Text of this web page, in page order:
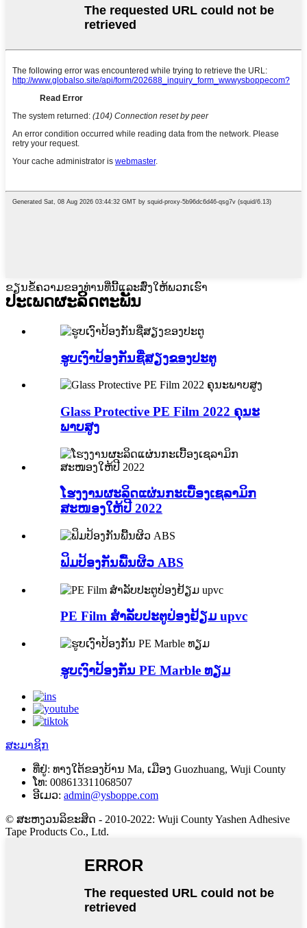
ຂຽນຂໍ້ຄວາມຂອງທ່ານທີ່ນີ້ແລະສົ່ງໃຫ້ພວກເຮົາ
ປະເພດຜະລິດຕະພັນ
ຮູບເງົາປ້ອງກັນຊື່ສຽງຂອງປະຕູ
Glass Protective PE Film 2022 ຄຸນະ
ພາບສູງ
ໂຮງງານຜະລິດແຜ່ນກະເບື້ອງເຊລາມິກ
ສະໜອງໃຫ້ປີ 2022
ຟິມປ້ອງກັນພື້ນຜິວ ABS
PE Film ສໍາລັບປະຕູປ່ອງຢ້ຽມ upvc
ຮູບເງົາປ້ອງກັນ PE Marble ທຽມ
ສະມາຊິກ
ທີ່ຢູ່: ທາງ​ໃຕ້​ຂອງ​ບ້ານ Ma, ເມືອງ Guozhuang, Wuji County
ໂທ: 008613311068507
ອີເມວ: admin@ysboppe.com
© ສະຫງວນລິຂະສິດ - 2010-2022: Wuji County Yashen Adhesive
Tape Products Co., Ltd.